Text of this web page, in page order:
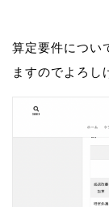
算定要件につい
ますのでよろし